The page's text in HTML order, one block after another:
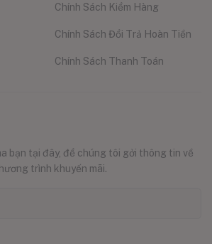
Chính Sách Kiểm Hàng
Chính Sách Đổi Trả Hoàn Tiền
Chính Sách Thanh Toán
bạn tại đây, để chúng tôi gởi thông tin về
trình khuyến mãi.